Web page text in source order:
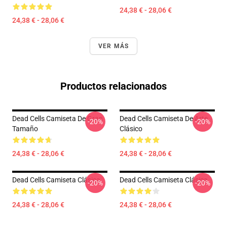
24,38 € - 28,06 €
24,38 € - 28,06 €
VER MÁS
Productos relacionados
Dead Cells Camiseta De Gran
Tamaño
24,38 € - 28,06 €
-20%
Dead Cells Camiseta De Arte
Clásico
24,38 € - 28,06 €
-20%
Dead Cells Camiseta Clásica
24,38 € - 28,06 €
-20% Dead Cells Camiseta Clásica
24,38 € - 28,06 €
-20%